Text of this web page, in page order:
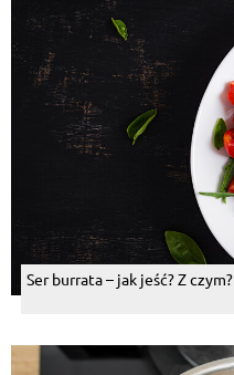
Ser burrata – jak jeść? Z czym?